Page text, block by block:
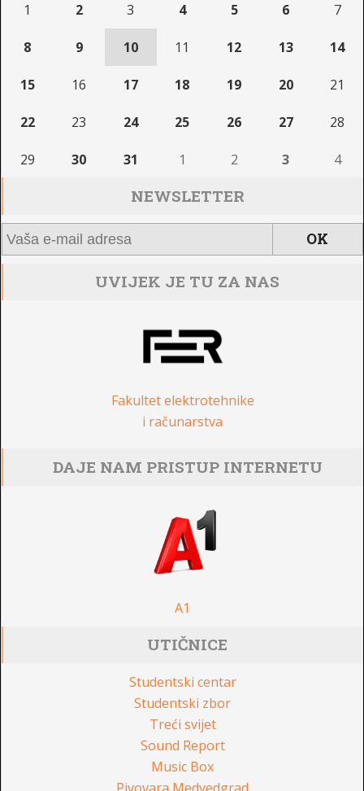
1 2 3 4 5 6 7
8 9 10 11 12 13 14
15 16 17 18 19 20 21
22 23 24 25 26 27 28
29 30 31 1 2 3 4
NEWSLETTER
UVIJEK JE TU ZA NAS
Fakultet elektrotehnike
i računarstva
DAJE NAM PRISTUP INTERNETU
A1
UTIČNICE
Studentski centar
Studentski zbor
Treći svijet
Sound Report
Music Box